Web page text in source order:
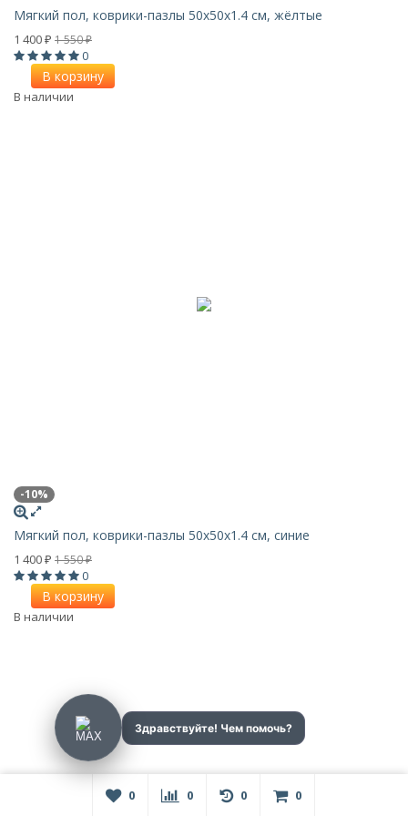
Мягкий пол, коврики-пазлы 50x50x1.4 см, жёлтые
1 400 ₽ 1 550₽
0
В корзину
В наличии
-10%
Мягкий пол, коврики-пазлы 50x50x1.4 см, синие
1 400 ₽ 1 550₽
0
В корзину
В наличии
0 0 0 0